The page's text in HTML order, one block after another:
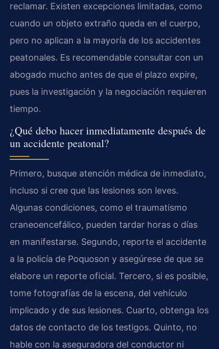
reclamar. Existen excepciones limitadas, como
cuando un objeto extraño queda en el cuerpo,
pero no aplican a la mayoría de los accidentes
peatonales. Es recomendable consultar con un
abogado mucho antes de que el plazo expire,
pues la investigación y la negociación requieren
tiempo.
¿Qué debo hacer inmediatamente después de
un accidente peatonal?
Primero, busque atención médica de inmediato,
incluso si cree que las lesiones son leves.
Algunas condiciones, como el traumatismo
craneoencefálico, pueden tardar horas o días
en manifestarse. Segundo, reporte el accidente
a la policía de Poquoson y asegúrese de que se
elabore un reporte oficial. Tercero, si es posible,
tome fotografías de la escena, del vehículo
implicado y de sus lesiones. Cuarto, obtenga los
datos de contacto de los testigos. Quinto, no
hable con la aseguradora del conductor ni